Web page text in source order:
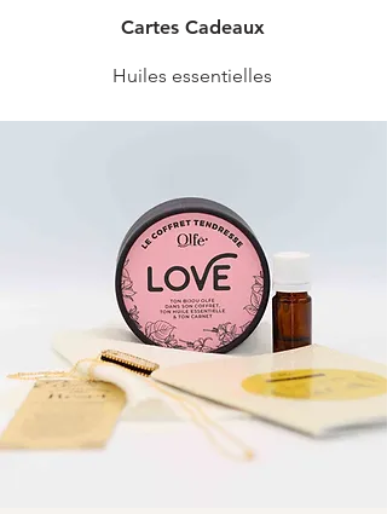
Cartes Cadeaux
Huiles essentielles